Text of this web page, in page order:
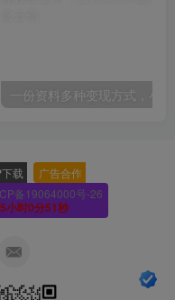
载 广告合作
备19064000号-26
小时0分52秒